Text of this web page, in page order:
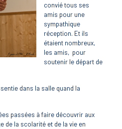
convié tous ses
amis pour une
sympathique
réception. Et ils
étaient nombreux,
les amis, pour
soutenir le départ de
dans la salle quand la
passées à faire découvrir aux
de la scolarité et de la vie en